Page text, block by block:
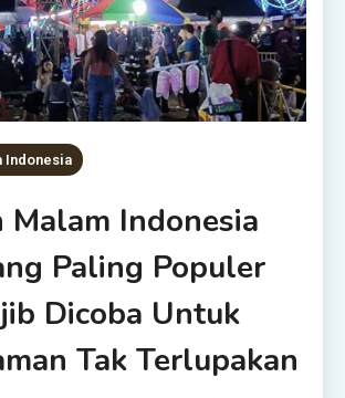
Indonesia
Malam Indonesia
Paling Populer
Dicoba Untuk
Tak Terlupakan